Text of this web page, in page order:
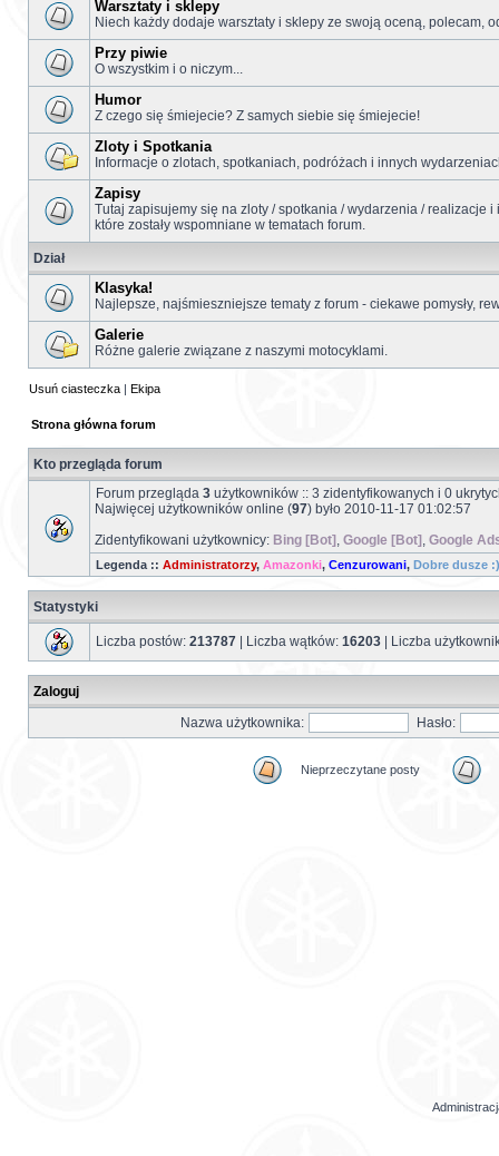
Warsztaty i sklepy
Niech każdy dodaje warsztaty i sklepy ze swoją oceną, polecam,
Przy piwie
O wszystkim i o niczym...
Humor
Z czego się śmiejecie? Z samych siebie się śmiejecie!
Zloty i Spotkania
Informacje o zlotach, spotkaniach, podróżach i innych
Zapisy
Tutaj zapisujemy się na zloty / spotkania / wydarzenia / realizacje
które zostały wspomniane w tematach forum.
Dział
Klasyka!
Najlepsze, najśmieszniejsze tematy z forum - ciekawe pomysły,
Galerie
Różne galerie związane z naszymi motocyklami.
Usuń ciasteczka | Ekipa
Strona główna forum
Kto przegląda forum
Forum przegląda 3 użytkowników :: 3 zidentyfikowanych i 0
Najwięcej użytkowników online (97) było 2010-11-17 01:02:57
Zidentyfikowani użytkownicy: Bing [Bot] , Google [Bot] , Google
Legenda :: Administratorzy, Amazonki, Cenzurowani, Dobre dusze :)
Statystyki
Liczba postów: 213787 | Liczba wątków: 16203 | Liczba
Zaloguj
Nazwa użytkownika:
Hasło:
Nieprzeczytane posty